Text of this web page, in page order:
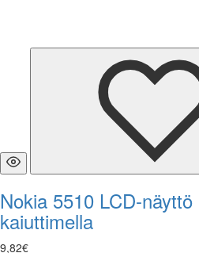
Nokia 5510 LCD-
kaiuttimella
9,82€